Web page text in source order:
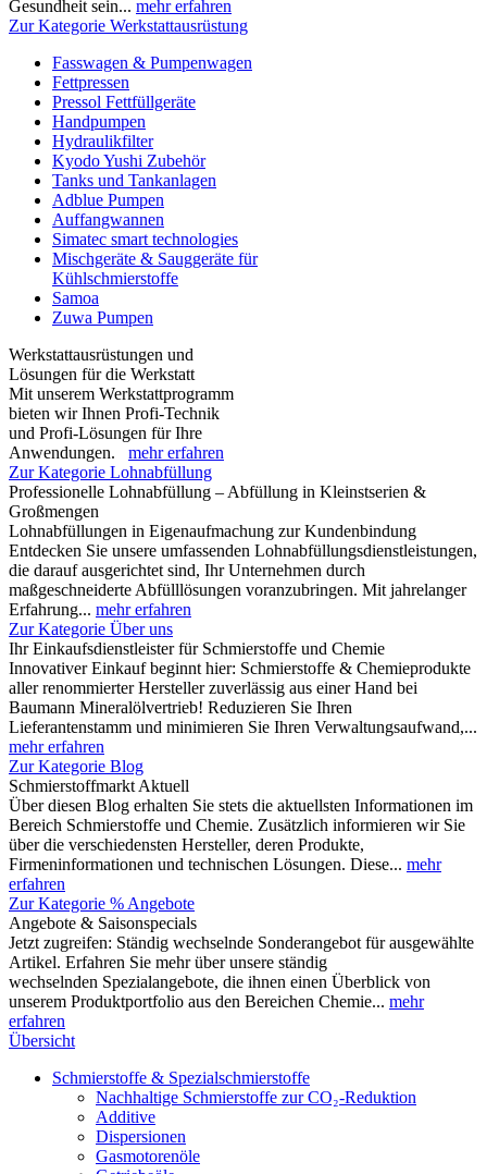
Gesundheit sein... mehr erfahren
Zur Kategorie Werkstattausrüstung
Fasswagen & Pumpenwagen
Fettpressen
Pressol Fettfüllgeräte
Handpumpen
Hydraulikfilter
Kyodo Yushi Zubehör
Tanks und Tankanlagen
Adblue Pumpen
Auffangwannen
Simatec smart technologies
Mischgeräte & Sauggeräte für
Kühlschmierstoffe
Samoa
Zuwa Pumpen
Werkstattausrüstungen und
Lösungen für die Werkstatt
Mit unserem Werkstattprogramm
bieten wir Ihnen Profi-Technik
und Profi-Lösungen für Ihre
Anwendungen. mehr erfahren
Zur Kategorie Lohnabfüllung
Professionelle Lohnabfüllung – Abfüllung in Kleinstserien &
Großmengen
Lohnabfüllungen in Eigenaufmachung zur Kundenbindung
Entdecken Sie unsere umfassenden Lohnabfüllungsdienstleistungen,
die darauf ausgerichtet sind, Ihr Unternehmen durch
maßgeschneiderte Abfülllösungen voranzubringen. Mit jahrelanger
Erfahrung... mehr erfahren
Zur Kategorie Über uns
Ihr Einkaufsdienstleister für Schmierstoffe und Chemie
Innovativer Einkauf beginnt hier: Schmierstoffe & Chemieprodukte
aller renommierter Hersteller zuverlässig aus einer Hand bei
Baumann Mineralölvertrieb! Reduzieren Sie Ihren
Lieferantenstamm und minimieren Sie Ihren Verwaltungsaufwand,...
mehr erfahren
Zur Kategorie Blog
Schmierstoffmarkt Aktuell
Über diesen Blog erhalten Sie stets die aktuellsten Informationen im
Bereich Schmierstoffe und Chemie. Zusätzlich informieren wir Sie
über die verschiedensten Hersteller, deren Produkte,
Firmeninformationen und technischen Lösungen. Diese... mehr
erfahren
Zur Kategorie % Angebote
Angebote & Saisonspecials
Jetzt zugreifen: Ständig wechselnde Sonderangebot für ausgewählte
Artikel. Erfahren Sie mehr über unsere ständig
wechselnden Spezialangebote, die ihnen einen Überblick von
unserem Produktportfolio aus den Bereichen Chemie... mehr
erfahren
Übersicht
Schmierstoffe & Spezialschmierstoffe
Nachhaltige Schmierstoffe zur CO₂-Reduktion
Additive
Dispersionen
Gasmotorenöle